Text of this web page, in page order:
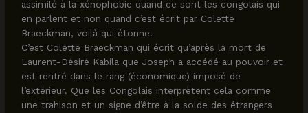
assimilé à la xénophobie quand ce sont les congolais qui
en parlent et non quand c’est écrit par Colette
Braeckman, voilà qui étonne.
C’est Colette Braeckman qui écrit qu’après la mort de
Laurent-Désiré Kabila que Joseph a accédé au pouvoir et
est rentré dans le rang (économique) imposé de
l’extérieur. Que les Congolais interprètent cela comme
une trahison et un signe d’être à la solde des étrangers